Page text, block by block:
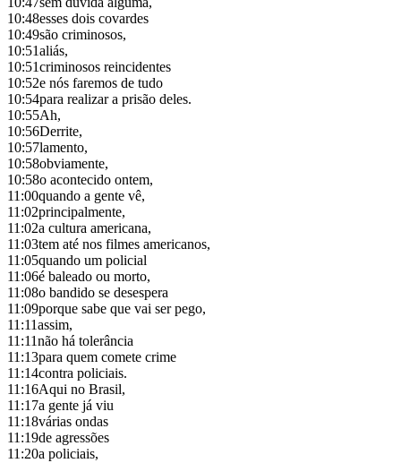
10:48esses dois covardes
10:49são criminosos,
10:51aliás,
10:51criminosos reincidentes
10:52e nós faremos de tudo
10:54para realizar a prisão deles.
10:55Ah,
10:56Derrite,
10:57lamento,
10:58obviamente,
10:58o acontecido ontem,
11:00quando a gente vê,
11:02principalmente,
11:02a cultura americana,
11:03tem até nos filmes americanos,
11:05quando um policial
11:06é baleado ou morto,
11:08o bandido se desespera
11:09porque sabe que vai ser pego,
11:11assim,
11:11não há tolerância
11:13para quem comete crime
11:14contra policiais.
11:16Aqui no Brasil,
11:17a gente já viu
11:18várias ondas
11:19de agressões
11:20a policiais,